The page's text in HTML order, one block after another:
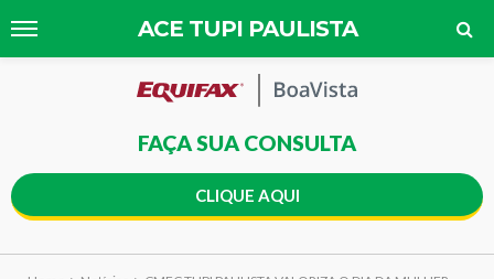
ACE TUPI PAULISTA
FAÇA SUA CONSULTA
CLIQUE AQUI